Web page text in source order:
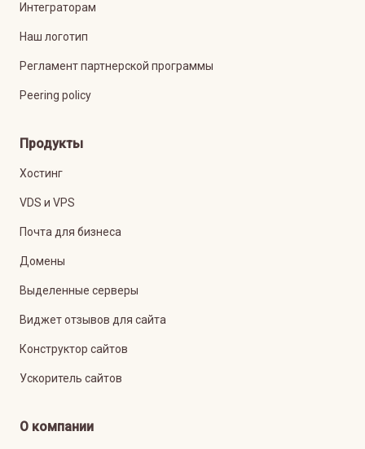
Интеграторам
Наш логотип
Регламент партнерской программы
Peering policy
Продукты
Хостинг
VDS и VPS
Почта для бизнеса
Домены
Выделенные серверы
Виджет отзывов для сайта
Конструктор сайтов
Ускоритель сайтов
О компании